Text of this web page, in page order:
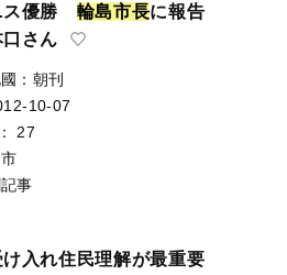
ス優勝 輪島市長に報告
さん
：朝刊
10-07
：
27
事
け入れ住民理解が最重要